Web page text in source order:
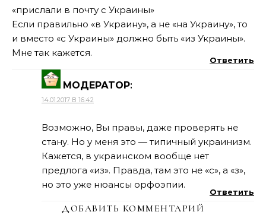
«прислали в почту с Украины»
Если правильно «в Украину», а не «на Украину», то
и вместо «с Украины» должно быть «из Украины».
Мне так кажется.
Ответить
МОДЕРАТОР:
14.01.2017 В 16:42
Возможно, Вы правы, даже проверять не
стану. Но у меня это — типичный украинизм.
Кажется, в украинском вообще нет
предлога «из». Правда, там это не «с», а «з»,
но это уже нюансы орфоэпии.
Ответить
ДОБАВИТЬ КОММЕНТАРИЙ